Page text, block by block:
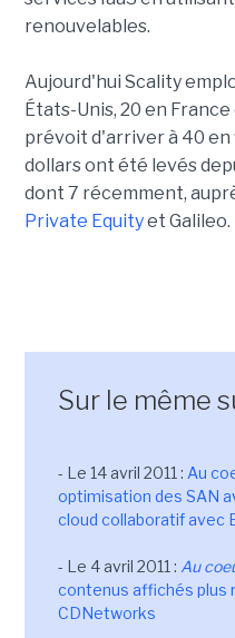
renouvelables.
Aujourd'hui Scality
États-Unis, 20 en
prévoit d'arriver à 40 en
dollars ont été levés
dont 7 récemment,
Private Equityet Galileo.
Sur le même
- Le 14 avril 2011 : Au
optimisation des SAN
cloud collaboratif avec
- Le 4 avril 2011 : Au
contenus affichés plus
CDNetworks